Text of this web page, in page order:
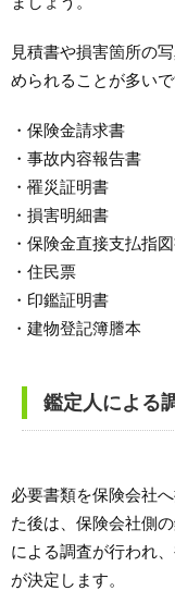
見積書や損害箇所の
められることが多いで
・保険金請求書
・事故内容報告書
・罹災証明書
・損害明細書
・保険金直接支払指
・住民票
・印鑑証明書
・建物登記簿謄本
鑑定人による
必要書類を保険会社
た後は、保険会社側
による調査が行われ
が決定します。